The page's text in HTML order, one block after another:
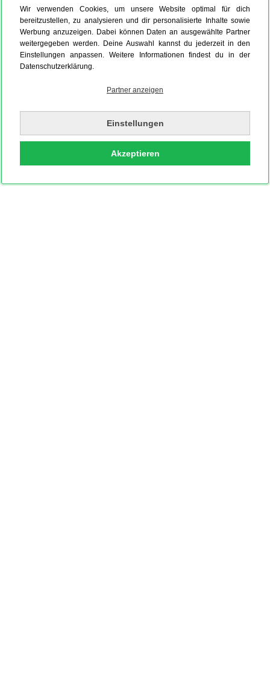
Wir verwenden Cookies, um unsere Website optimal für dich
bereitzustellen, zu analysieren und dir personalisierte Inhalte sowie
Werbung anzuzeigen. Dabei können Daten an ausgewählte Partner
weitergegeben werden. Deine Auswahl kannst du jederzeit in den
Einstellungen anpassen. Weitere Informationen findest du in der
Datenschutzerklärung.
Partner anzeigen
Einstellungen
Akzeptieren